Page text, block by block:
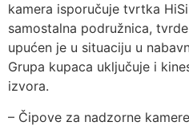
kamera isporučuje tvrtka
samostalna podružnica,
upućen je u situaciju u
Grupa kupaca uključuje i
izvora.
– Čipove za nadzorne